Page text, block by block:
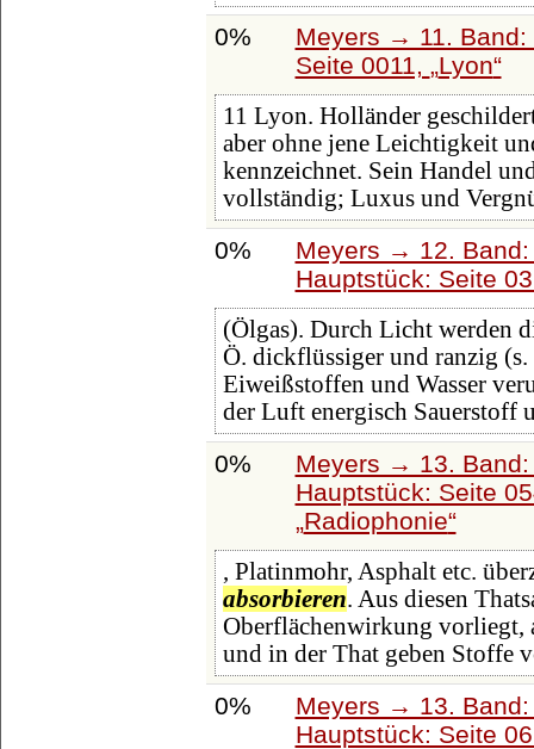
0%
Meyers → 11.
Seite 0011,
Lyon
11 Lyon. Holländer
aber ohne jene Leichtigkeit
kennzeichnet. Sein Handel
vollständig; Luxus und
0%
Meyers → 12.
Hauptstück: Seite
(Ölgas). Durch Licht werden
Ö. dickflüssiger und ranzig (s.
Eiweißstoffen und Wasser
der Luft energisch Sauerstoff
0%
Meyers → 13.
Hauptstück: Seite
Radiophonie
, Platinmohr, Asphalt etc.
absorbieren. Aus diesen
Oberflächenwirkung vorliegt,
und in der That geben Stoffe
0%
Meyers → 13.
Hauptstück: Seite